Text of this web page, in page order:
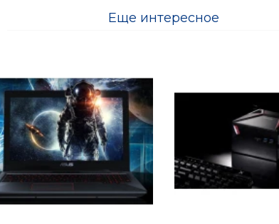
Еще интересное